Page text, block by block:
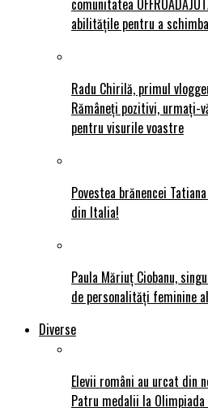
comunitatea
abilitățile pentru a
Radu Chirilă, primul
Rămâneți pozitivi, urmați-
pentru visurile voastre
Povestea brănencei
din Italia!
Paula Măriuț Ciobanu,
de personalități feminine
Diverse
Elevii români au urcat din
Patru medalii la